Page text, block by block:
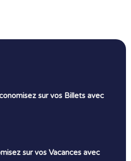
sur vos Billets avec
sur vos Vacances avec